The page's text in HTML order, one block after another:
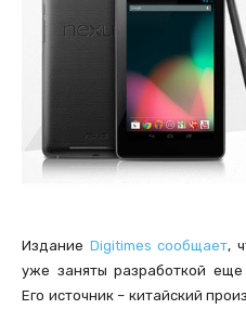
Издание Digitimes сообщает,
уже заняты разработкой
Его источник – китайский